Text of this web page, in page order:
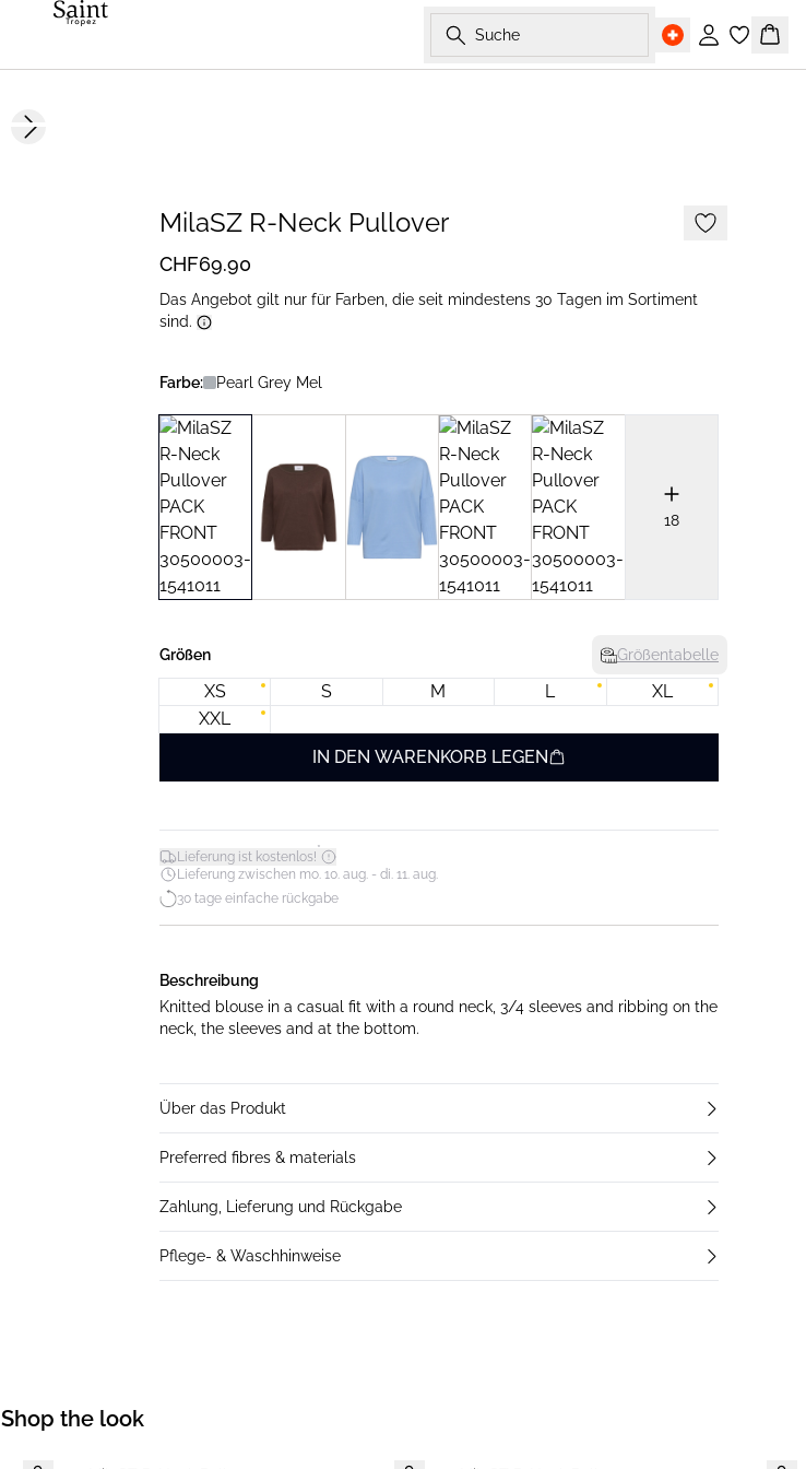
Suche
Einloggen
Next slide
MilaSZ R-Neck Pullover
CHF69.90
Das Angebot gilt nur für Farben, die seit mindestens 30 Tagen im Sortiment
sind.
Farbe: Pearl Grey Mel
18
Größen Größentabelle
XS S M L
XL
XXL
IN DEN WARENKORB LEGEN
Lieferung ist kostenlos!*
Lieferung zwischen mo. 10. aug. - di. 11. aug.
30 tage einfache rückgabe
Beschreibung
Knitted blouse in a casual fit with a round neck, 3/4 sleeves and ribbing on the
neck, the sleeves and at the bottom.
Über das Produkt
Preferred fibres & materials
Zahlung, Lieferung und Rückgabe
Pflege- & Waschhinweise
Shop the look